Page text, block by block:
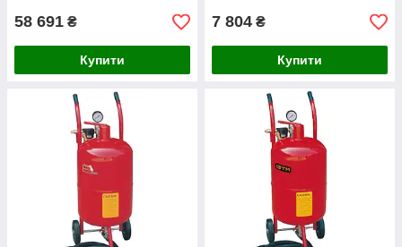
58 691 ₴
Купити
7 804 ₴
Купити